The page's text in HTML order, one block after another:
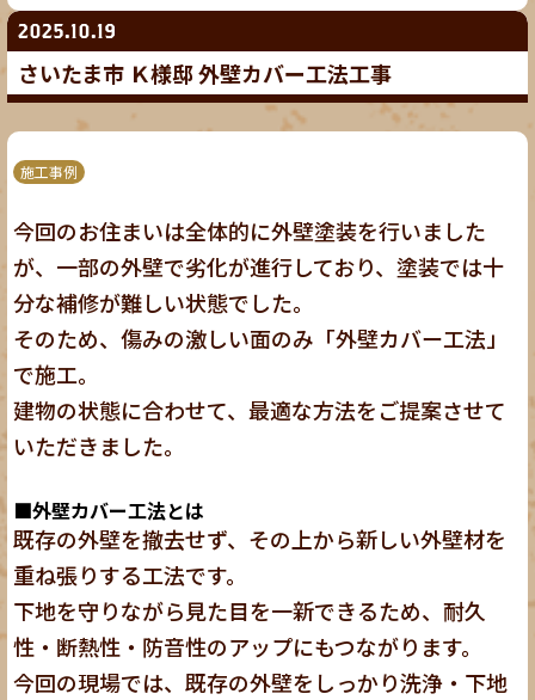
2025.10.19
さいたま市 Ｋ様邸 外壁カバー工法工事
施工事例
今回のお住まいは全体的に外壁塗装を行いました
が、一部の外壁で劣化が進行しており、塗装では十
分な補修が難しい状態でした。
そのため、傷みの激しい面のみ「外壁カバー工法」
で施工。
建物の状態に合わせて、最適な方法をご提案させて
いただきました。
■外壁カバー工法とは
既存の外壁を撤去せず、その上から新しい外壁材を
重ね張りする工法です。
下地を守りながら見た目を一新できるため、耐久
性・断熱性・防音性のアップにもつながります。
今回の現場では、既存の外壁をしっかり洗浄・下地